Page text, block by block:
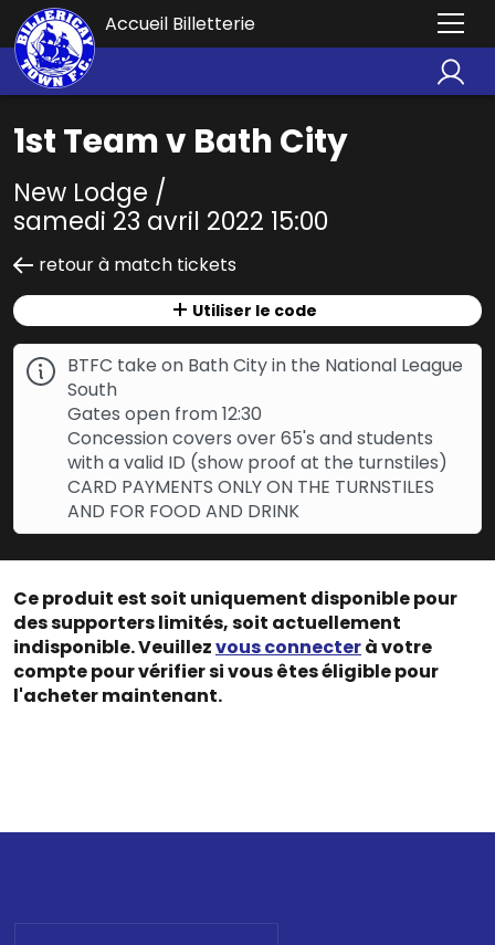
Accueil Billetterie
1st Team v Bath City
New Lodge /
samedi 23 avril 2022 15:00
retour à match tickets
Utiliser le code
BTFC take on Bath City in the National League
South
Gates open from 12:30
Concession covers over 65's and students
with a valid ID (show proof at the turnstiles)
CARD PAYMENTS ONLY ON THE TURNSTILES
AND FOR FOOD AND DRINK
Ce produit est soit uniquement disponible pour
des supporters limités, soit actuellement
indisponible. Veuillezvous connecterà votre
compte pour vérifier si vous êtes éligible pour
l'acheter maintenant.